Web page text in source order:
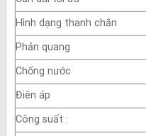
Hình dạng thanh chắn
Phản quang
Chống nước
Điên áp
Công suất :